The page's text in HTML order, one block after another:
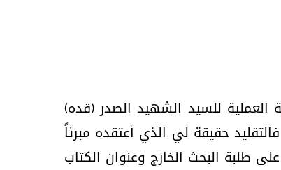
العملية للسيد الشهيد الصدر (قده)
حقيقة لي الذي أعتقده مبرئاً
طلبة البحث الخارج وعنوان الكتاب